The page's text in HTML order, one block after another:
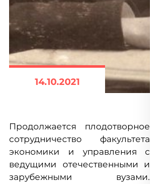
14.10.2021
Продолжается плодотворное
сотрудничество факультета
экономики и управления с
ведущими отечественными и
зарубежными вузами.